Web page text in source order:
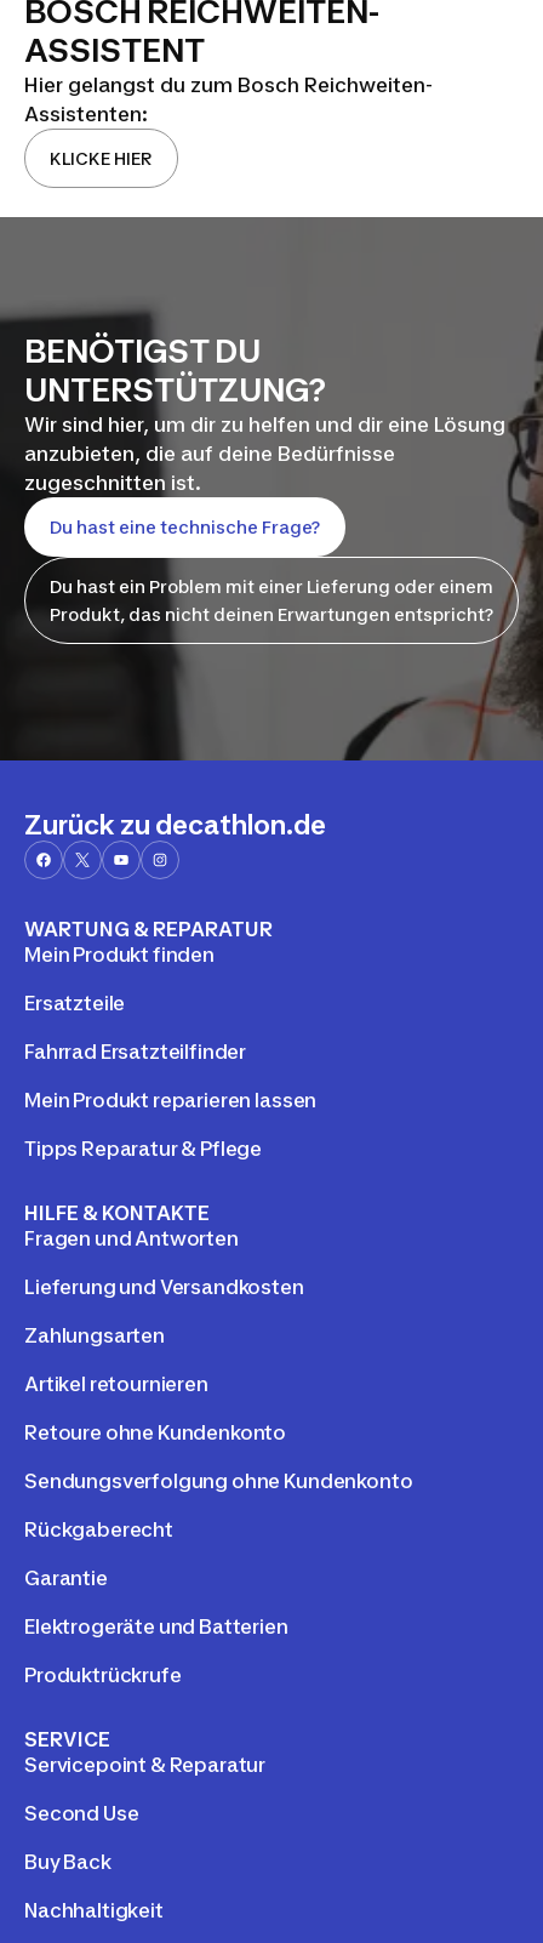
BOSCH REICHWEITEN-
ASSISTENT
Hier gelangst du zum Bosch Reichweiten-
Assistenten:
KLICKE HIER
BENÖTIGST DU
UNTERSTÜTZUNG?
Wir sind hier, um dir zu helfen und dir eine Lösung
anzubieten, die auf deine Bedürfnisse
zugeschnitten ist.
Du hast eine technische Frage?
Du hast ein Problem mit einer Lieferung oder einem
Produkt, das nicht deinen Erwartungen entspricht?
Zurück zu decathlon.de
WARTUNG & REPARATUR
Mein Produkt finden
Ersatzteile
Fahrrad Ersatzteilfinder
Mein Produkt reparieren lassen
Tipps Reparatur & Pflege
HILFE & KONTAKTE
Fragen und Antworten
Lieferung und Versandkosten
Zahlungsarten
Artikel retournieren
Retoure ohne Kundenkonto
Sendungsverfolgung ohne Kundenkonto
Rückgaberecht
Garantie
Elektrogeräte und Batterien
Produktrückrufe
SERVICE
Servicepoint & Reparatur
Second Use
Buy Back
Nachhaltigkeit